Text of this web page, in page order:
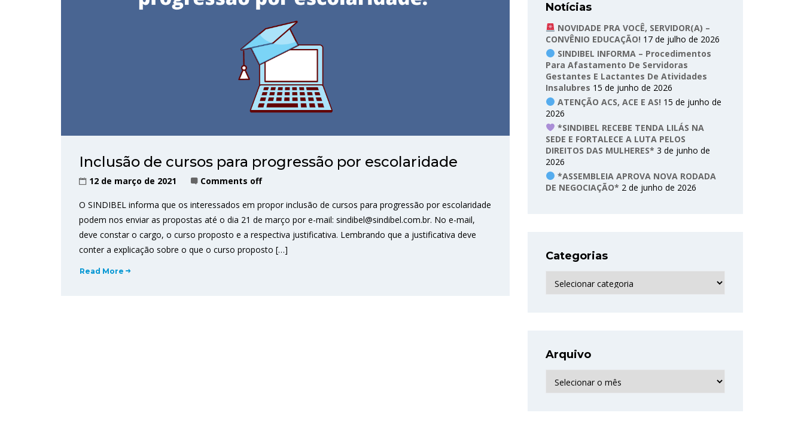
Inclusão de cursos para progressão por escolaridade
12 de março de 2021 Comments off
O SINDIBEL informa que os interessados em propor inclusão de cursos para progressão por escolaridade
podem nos enviar as propostas até o dia 21 de março por e-mail: sindibel@sindibel.com.br. No e-mail,
deve constar o cargo, o curso proposto e a respectiva justificativa. Lembrando que a justificativa deve
conter a explicação sobre o que o curso proposto […]
Read More
Notícias
NOVIDADE PRA VOCÊ, SERVIDOR(A) –
CONVÊNIO EDUCAÇÃO! 17 de julho de 2026
SINDIBEL INFORMA – Procedimentos
Para Afastamento De Servidoras
Gestantes E Lactantes De Atividades
Insalubres 15 de junho de 2026
ATENÇÃO ACS, ACE E AS! 15 de junho de
2026
*SINDIBEL RECEBE TENDA LILÁS NA
SEDE E FORTALECE A LUTA PELOS
DIREITOS DAS MULHERES* 3 de junho de
2026
*ASSEMBLEIA APROVA NOVA RODADA
DE NEGOCIAÇÃO* 2 de junho de 2026
Categorias
Categorias
Arquivo
Arquivo